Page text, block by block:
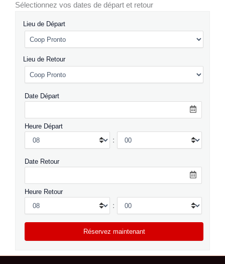
Sélectionnez vos dates de départ et retour
Lieu de Départ
Lieu de Retour
Date Départ
Heure Départ
:
Date Retour
Heure Retour
: